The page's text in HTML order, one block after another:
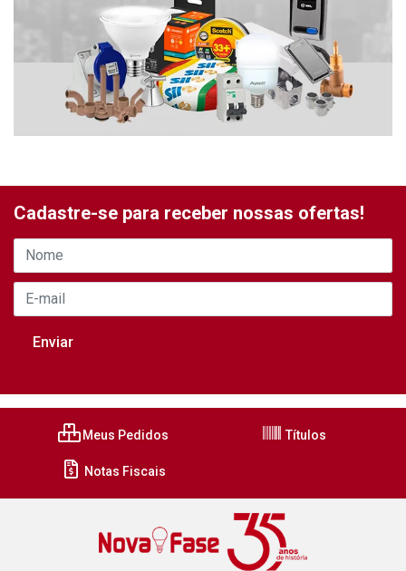
Cadastre-se para receber nossas ofertas!
Meus Pedidos Títulos
Notas Fiscais